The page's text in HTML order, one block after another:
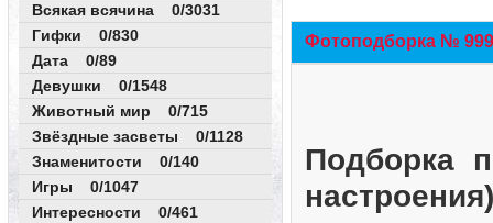
Всякая всячина 0/3031
Гифки 0/830
Дата 0/89
Девушки 0/1548
Животный мир 0/715
Звёздные засветы 0/1128
Знаменитости 0/140
Игры 0/1047
Интересности 0/461
Фотоподборка №
Подборка